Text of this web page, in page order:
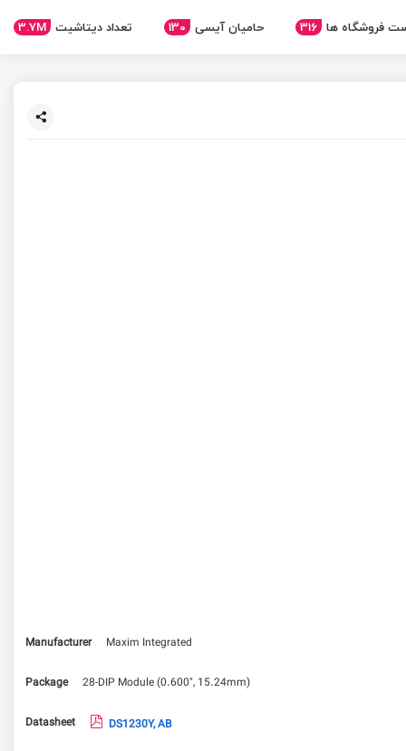
فروشگاه ها 316 حامیان آیسی 130 تعداد دیتاشیت 3.7M
Manufacturer Maxim Integrated
Package 28-DIP Module (0.600", 15.24mm)
Datasheet DS1230Y, AB